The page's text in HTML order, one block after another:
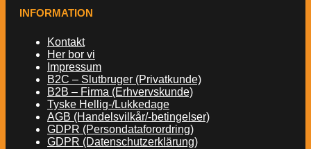
INFORMATION
Kontakt
Her bor vi
Impressum
B2C – Slutbruger (Privatkunde)
B2B – Firma (Erhvervskunde)
Tyske Hellig-/Lukkedage
AGB (Handelsvilkår/-betingelser)
GDPR (Persondataforordring)
GDPR (Datenschutzerklärung)